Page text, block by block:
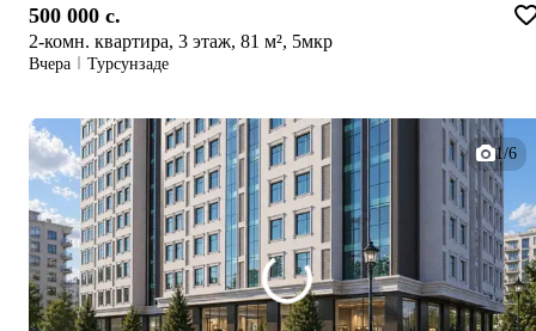
500 000 c.
2-комн. квартира, 3 этаж, 81 м², 5мкр
Вчера Турсунзаде
1/6